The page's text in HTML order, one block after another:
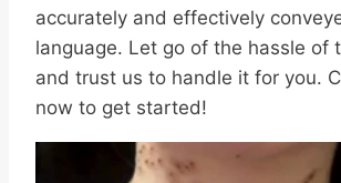
accurately ⁢and effectively‌
language. Let⁢ go of the hassle of
and trust us to⁣ handle it for you.
now⁣ to get started!